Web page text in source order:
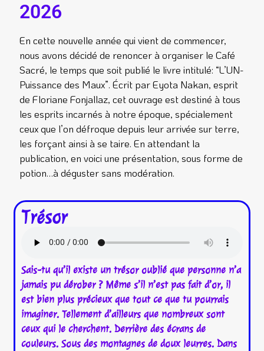
2026
En cette nouvelle année qui vient de commencer,
nous avons décidé de renoncer à organiser le Café
Sacré, le temps que soit publié le livre intitulé: “L’UN-
Puissance des Maux”. Écrit par Eyota Nakan, esprit
de Floriane Fonjallaz, cet ouvrage est destiné à tous
les esprits incarnés à notre époque, spécialement
ceux que l’on défroque depuis leur arrivée sur terre,
les forçant ainsi à se taire. En attendant la
publication, en voici une présentation, sous forme de
potion…à déguster sans modération.
Trésor
Sais-tu qu’il existe un trésor oublié que personne n’a
jamais pu dérober ? Même s’il n’est pas fait d’or, il
est bien plus précieux que tout ce que tu pourrais
imaginer. Tellement d’ailleurs que nombreux sont
ceux qui le cherchent. Derrière des écrans de
couleurs. Sous des montagnes de doux leurres. Dans